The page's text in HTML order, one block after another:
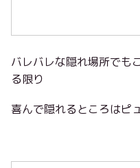
バレバレな隠れ場所でも
る限り
喜んで隠れるところはピ